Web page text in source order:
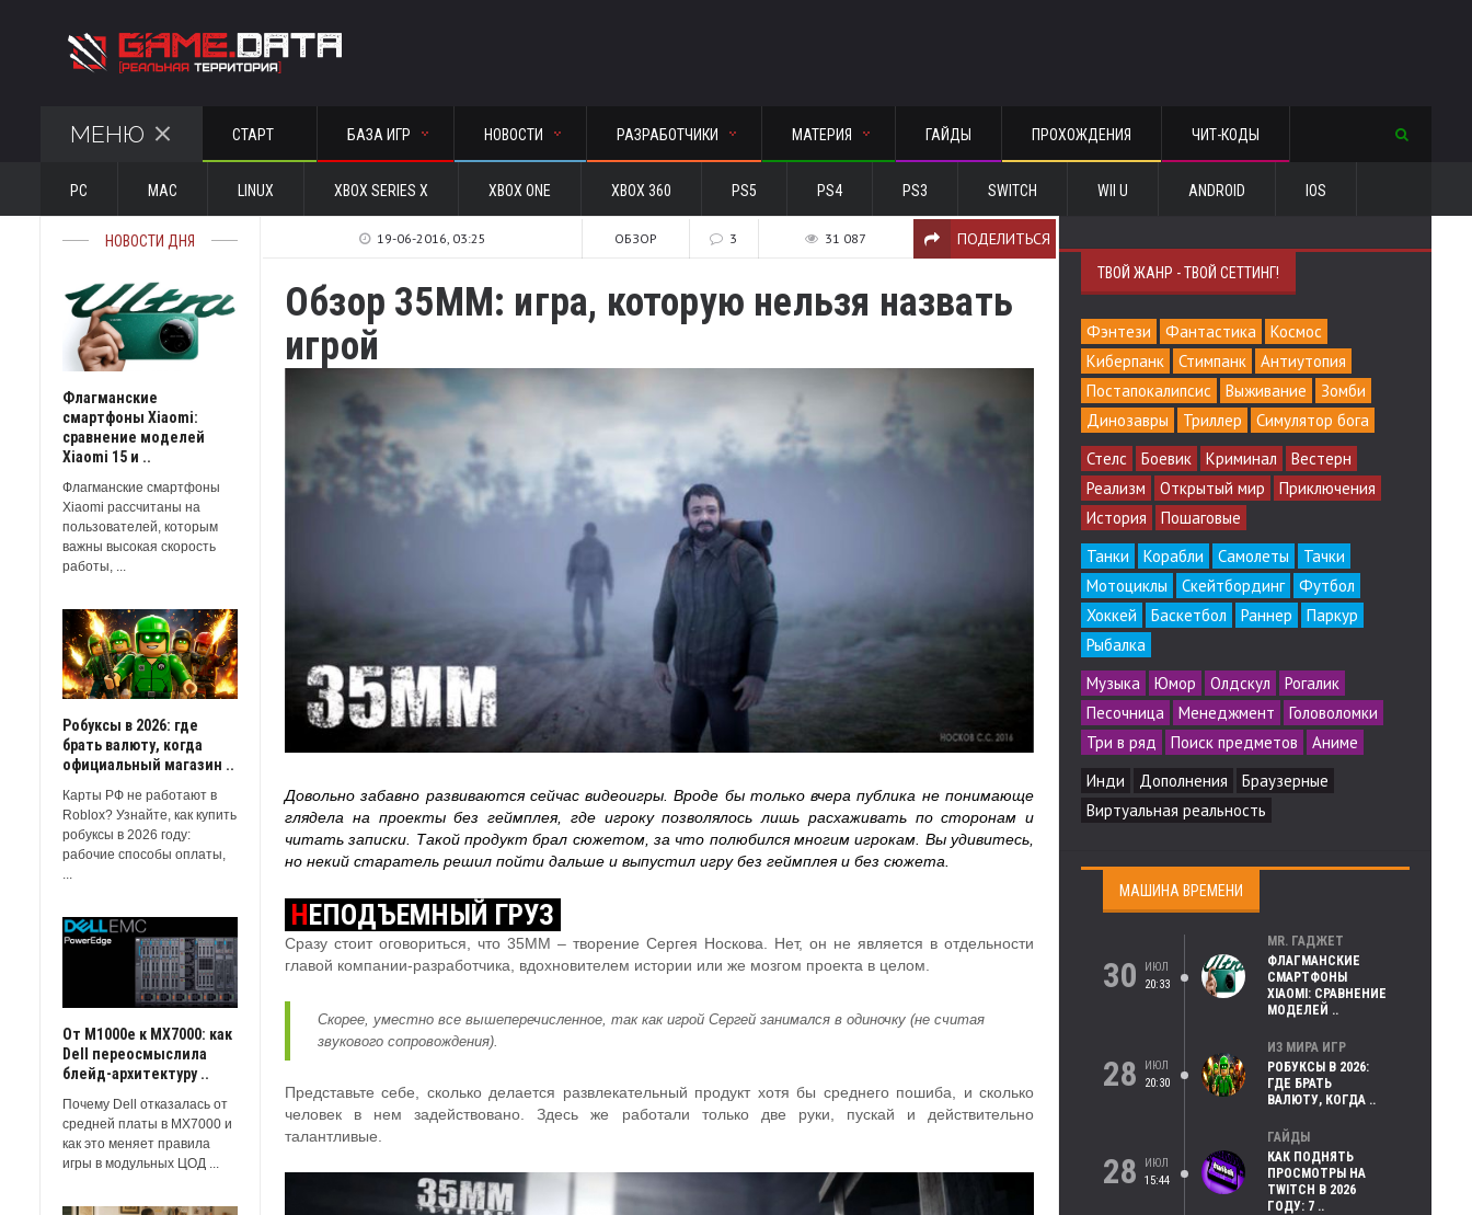
МЕНЮ СТАРТ БАЗА ИГР НОВОСТИ РАЗРАБОТЧИКИ МАТЕРИЯ ГАЙДЫ ПРОХОЖДЕНИЯ ЧИТ-КОДЫ
PC MAC LINUX XBOX SERIES X XBOX ONE XBOX 360 PS5 PS4 PS3 SWITCH WII U ANDROID IOS
НОВОСТИ ДНЯ
Флагманские
смартфоны Xiaomi:
сравнение моделей
Xiaomi 15 и ..
Флагманские смартфоны
Xiaomi рассчитаны на
пользователей, которым
важны высокая скорость
работы, ...
Робуксы в 2026: где
брать валюту, когда
официальный магазин ..
Карты РФ не работают в
Roblox? Узнайте, как купить
робуксы в 2026 году:
рабочие способы оплаты,
...
От M1000e к MX7000: как
Dell переосмыслила
блейд-архитектуру ..
Почему Dell отказалась от
средней платы в MX7000 и
как это меняет правила
игры в модульных ЦОД ...
19-06-2016, 03:25 ОБЗОР 3 31 087 ПОДЕЛИТЬСЯ
Обзор 35MM: игра, которую нельзя назвать
игрой
Довольно забавно развиваются сейчас видеоигры. Вроде бы только вчера публика не понимающе
глядела на проекты без геймплея, где игроку позволялось лишь расхаживать по сторонам и
читать записки. Такой продукт брал сюжетом, за что полюбился многим игрокам. Вы удивитесь,
но некий старатель решил пойти дальше и выпустил игру без геймплея и без сюжета.
НЕПОДЪЕМНЫЙ ГРУЗ
Сразу стоит оговориться, что 35MM – творение Сергея Носкова. Нет, он не является в отдельности
главой компании-разработчика, вдохновителем истории или же мозгом проекта в целом.
Скорее, уместно все вышеперечисленное, так как игрой Сергей занимался в одиночку (не считая
звукового сопровождения).
Представьте себе, сколько делается развлекательный продукт хотя бы среднего пошиба, и сколько
человек в нем задействовано. Здесь же работали только две руки, пускай и действительно
талантливые.
ТВОЙ ЖАНР - ТВОЙ СЕТТИНГ!
Фэнтези Фантастика
Космос
Киберпанк
Стимпанк
Антиутопия
Постапокалипсис
Выживание
Зомби
Динозавры
Триллер
Симулятор бога
Стелс
Боевик Криминал
Вестерн
Реализм
Открытый мир
Приключения
История
Пошаговые
Танки
Корабли Самолеты
Тачки
Мотоциклы
Скейтбординг
Футбол
Хоккей
Баскетбол Раннер
Паркур
Рыбалка
Музыка
Юмор Олдскул
Рогалик
Песочница
Менеджмент
Головоломки
Три в ряд
Поиск предметов
Аниме
Инди
Дополнения
Браузерные
Виртуальная реальность
МАШИНА ВРЕМЕНИ
30
ИЮЛ
20:33
MR. ГАДЖЕТ
ФЛАГМАНСКИЕ
СМАРТФОНЫ
XIAOMI: СРАВНЕНИЕ
МОДЕЛЕЙ ..
28
ИЮЛ
20:30
ИЗ МИРА ИГР
РОБУКСЫ В 2026:
ГДЕ БРАТЬ
ВАЛЮТУ, КОГДА ..
28
ИЮЛ
15:44
ГАЙДЫ
КАК ПОДНЯТЬ
ПРОСМОТРЫ НА
TWITCH В 2026
ГОДУ: 7 ..